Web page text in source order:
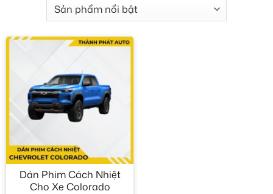
Dán Phim Cách Nhiệt
Cho Xe Colorado